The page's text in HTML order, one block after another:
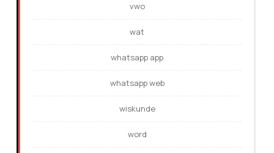
vwo
wat
whatsapp app
whatsapp web
wiskunde
word